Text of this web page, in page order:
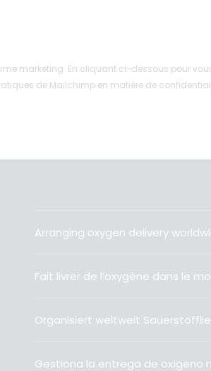
marketing. En cliquant ci-dessous pour
de Mailchimp en matière de
Arranging oxygen delivery
Fait livrer de l’oxygène dans le
Organisiert weltweit
Gestiona la entrega de oxígeno